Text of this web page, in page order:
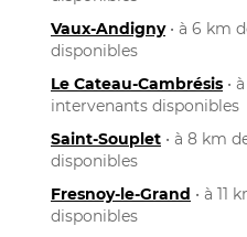
Vaux-Andigny• à 6 km
disponibles
Le Cateau-Cambrésis •
intervenants disponibles
Saint-Souplet • à 8 km
disponibles
Fresnoy-le-Grand • à 11
disponibles